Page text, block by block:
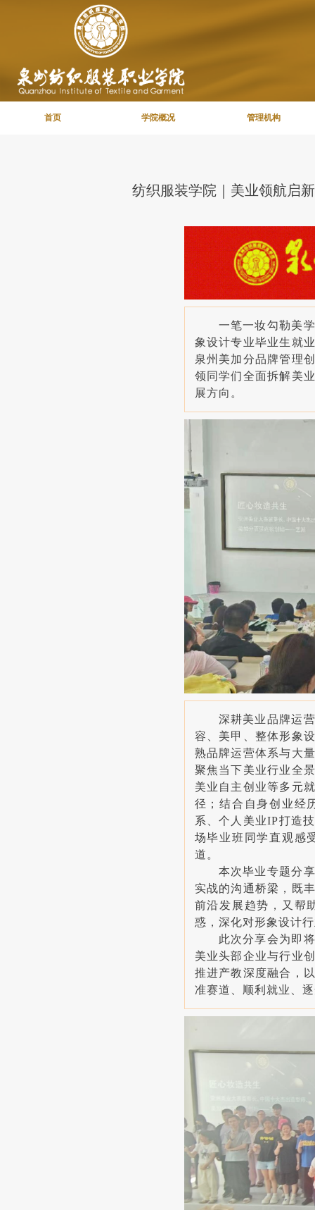
首页 学院概况 管理机构
纺织服装学院｜美业领航启
一笔一妆勾勒美
象设计专业毕业生就
泉州美加分品牌管理
领同学们全面拆解美
展方向。
深耕美业品牌运
容、美甲、整体形象
熟品牌运营体系与大
聚焦当下美业行业全
美业自主创业等多元
径；结合自身创业经
系、个人美业IP打造
场毕业班同学直观感
道。
本次毕业专题分
实战的沟通桥梁，既
前沿发展趋势，又帮
惑，深化对形象设计
此次分享会为即
美业头部企业与行业
推进产教深度融合，
准赛道、顺利就业、